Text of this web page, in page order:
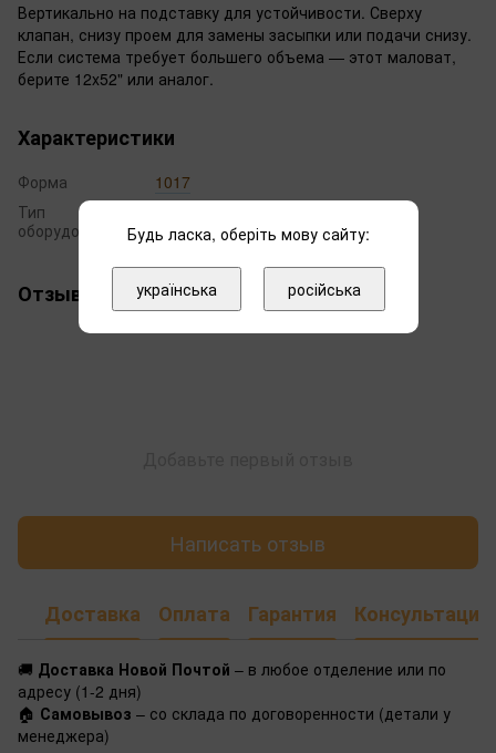
Вертикально на подставку для устойчивости. Сверху
клапан, снизу проем для замены засыпки или подачи снизу.
Если система требует большего объема — этот маловат,
берите 12x52" или аналог.
Характеристики
Форма
1017
Тип
оборудования
Отзывы
Написать отзыв
Доставка Оплата Гарантия Консультация
🚚 Доставка Новой Почтой – в любое отделение или по
адресу (1-2 дня)
🏠 Самовывоз – со склада по договоренности (детали у
менеджера)
Будь ласка, оберіть мову сайту:
українська російська